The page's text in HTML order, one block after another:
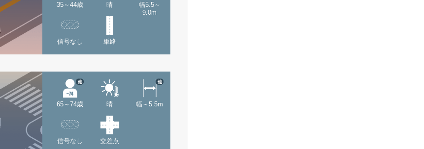
35～44歳 晴
幅5.5～
9.0m
信号なし 単路
65～74歳
他
晴 幅～5.5m
他
信号なし 交差点